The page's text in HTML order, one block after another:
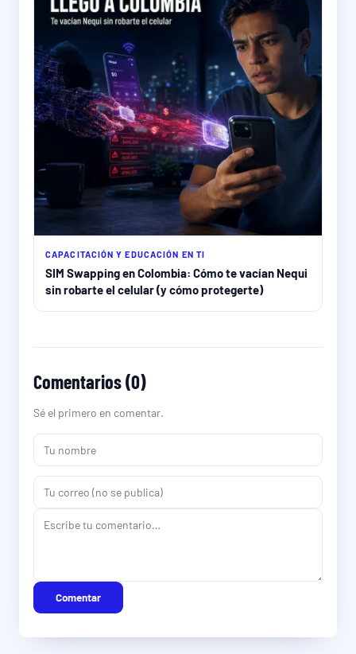
CAPACITACIÓN Y EDUCACIÓN EN TI
SIM Swapping en Colombia: Cómo te vacían Nequi
sin robarte el celular (y cómo protegerte)
Comentarios (0)
Sé el primero en comentar.
Comentar